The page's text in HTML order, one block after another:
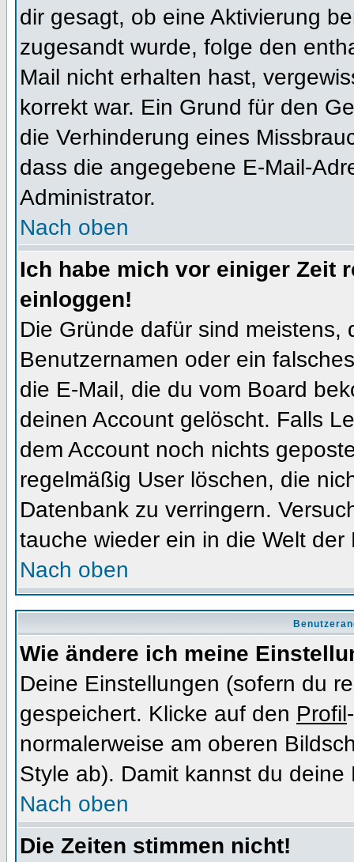
dir gesagt, ob eine Aktivierung
zugesandt wurde, folge den
Mail nicht erhalten hast,
korrekt war. Ein Grund für den
die Verhinderung eines
dass die angegebene E-Mail-
Administrator.
Nach oben
Ich habe mich vor einiger Zeit
einloggen!
Die Gründe dafür sind
Benutzernamen oder ein
die E-Mail, die du vom Board
deinen Account gelöscht. Falls
dem Account noch nichts
regelmäßig User löschen, die
Datenbank zu verringern.
tauche wieder ein in die Welt der
Nach oben
Wie ändere ich meine
Deine Einstellungen (sofern du
gespeichert. Klicke auf den Profil
normalerweise am oberen
Style ab). Damit kannst du
Nach oben
Die Zeiten stimmen nicht!